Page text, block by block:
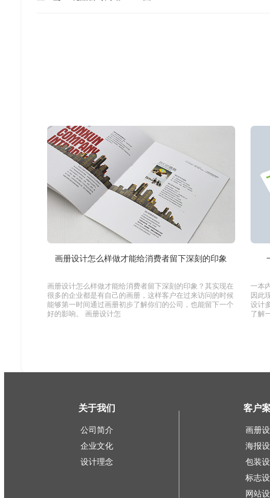
画册设计怎么样做才能给消费者留下深刻的印象
画册设计怎么样做才能给消费者留下深刻的印象？其实现在
很多的企业都是有自己的画册，这样客户在过来访问的时候
能够第一时间通过画册初步了解你们的公司，也能留下一个
好的影响。 画册设计怎
一本
因此
设计
了解
关于我们
公司简介
企业文化
设计理念
客户
画册
海报
包装
标志
网站